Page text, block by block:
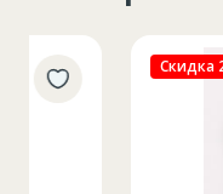
Скидка 27%